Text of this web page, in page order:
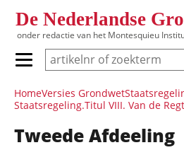
De Nederlandse
onder redactie van het Montesquieu
Primair menu tonen/verbergen
Hoofdnavigatie
HomeVersies Grondwet
Staatsregeling.Titul VIII. Van de
Tweede Afdeeling